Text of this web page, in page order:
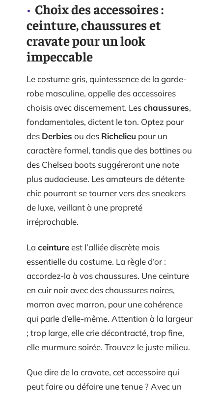
Choix des accessoires :
ceinture, chaussures et
cravate pour un look
impeccable
Le costume gris, quintessence de la garde-
robe masculine, appelle des accessoires
choisis avec discernement. Leschaussures,
fondamentales, dictent le ton. Optez pour
des Derbies ou des Richelieu pour un
caractère formel, tandis que des bottines ou
des Chelsea boots suggéreront une note
plus audacieuse. Les amateurs de détente
chic pourront se tourner vers des sneakers
de luxe, veillant à une propreté
irréprochable.
La ceintureest l’alliée discrète mais
essentielle du costume. La règle d’or :
accordez-la à vos chaussures. Une ceinture
en cuir noir avec des chaussures noires,
marron avec marron, pour une cohérence
qui parle d’elle-même. Attention à la largeur
; trop large, elle crie décontracté, trop fine,
elle murmure soirée. Trouvez le juste milieu.
Que dire de la cravate, cet accessoire qui
peut faire ou défaire une tenue ? Avec un